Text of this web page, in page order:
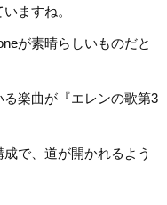
ますね。
が素晴らしいものだと
楽曲が『エレンの歌第3
で、道が開かれるよう